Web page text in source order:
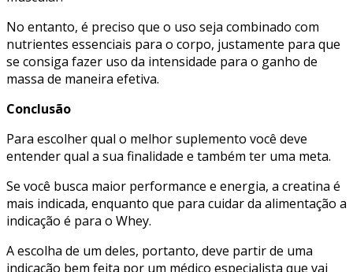
No entanto, é preciso que o uso seja combinado com
nutrientes essenciais para o corpo, justamente para que
se consiga fazer uso da intensidade para o ganho de
massa de maneira efetiva.
Conclusão
Para escolher qual o melhor suplemento você deve
entender qual a sua finalidade e também ter uma meta.
Se você busca maior performance e energia, a creatina é
mais indicada, enquanto que para cuidar da alimentação a
indicação é para o Whey.
A escolha de um deles, portanto, deve partir de uma
indicação bem feita por um médico especialista que vai